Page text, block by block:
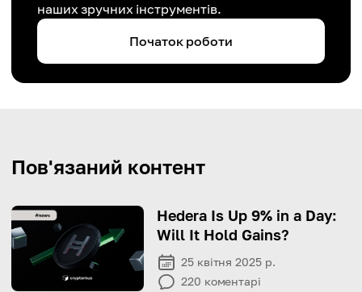
наших зручних інструментів.
Початок роботи
Пов'язаний контент
Hedera Is Up 9% in a Day:
Will It Hold Gains?
25 квітня 2025 р.
220 коментарі